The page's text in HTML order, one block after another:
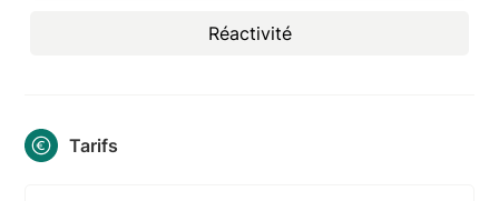
Réactivité
Tarifs